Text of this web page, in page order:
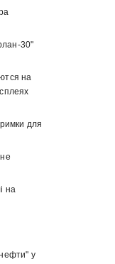
30"
на
для
на
у